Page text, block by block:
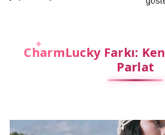
CharmLucky Farkı:
Parlat